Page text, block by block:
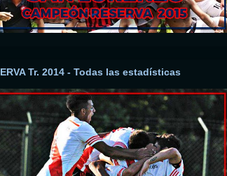
Tr. 2014 - Todas las estadísticas